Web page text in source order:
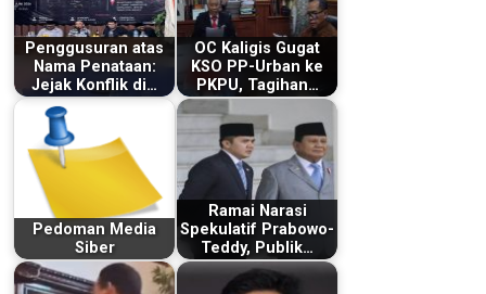
Penggusuran atas
Nama Penataan:
Jejak Konflik di…
OC Kaligis Gugat
KSO PP-Urban ke
PKPU, Tagihan…
Pedoman Media
Siber
Ramai Narasi
Spekulatif Prabowo-
Teddy, Publik…